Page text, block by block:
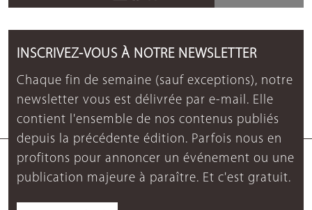
INSCRIVEZ-VOUS À NOTRE NEWSLETTER
Chaque fin de semaine (sauf exceptions), notre
newsletter vous est délivrée par e-mail. Elle
contient l'ensemble de nos contenus publiés
depuis la précédente édition. Parfois nous en
profitons pour annoncer un événement ou une
publication majeure à paraître. Et c'est gratuit.